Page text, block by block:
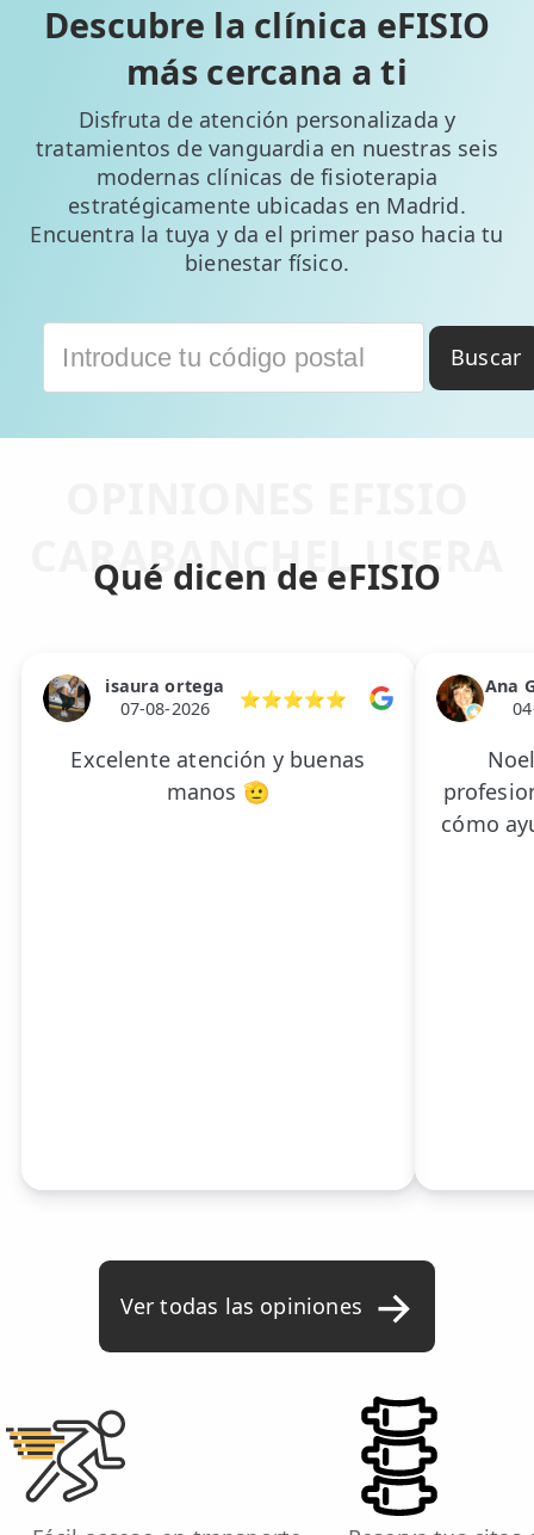
Descubre la clínica eFISIO
más cercana a ti
Disfruta de atención personalizada y
tratamientos de vanguardia en nuestras seis
modernas clínicas de fisioterapia
estratégicamente ubicadas en Madrid.
Encuentra la tuya y da el primer paso hacia tu
bienestar físico.
Buscar
CARABANCHEL USERA
Qué dicen de eFISIO
isaura ortega
07-08-2026
⭐⭐⭐⭐⭐
Excelente atención y buenas
manos 🫡
Ana
cómo
Ver todas las opiniones